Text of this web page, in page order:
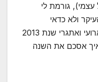
גורמת לי
ולא כדאי
שאמחזר את עצמי ובכל זאת, ארועי ואתגרי שנת 2013
כבר לפני. איך אסכם את השנה